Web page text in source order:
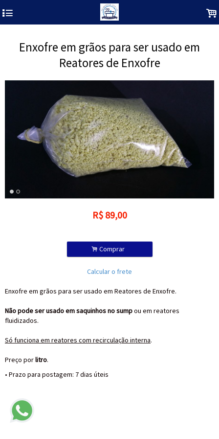
4 .
Enxofre em grãos para ser usado em
Reatores de Enxofre
R$ 89,00
. Comprar
Calcular o frete
Enxofre em grãos para ser usado em Reatores de Enxofre.
Não pode ser usado em saquinhos no sumpou em reatores
fluidizados.
Só funciona em reatores com recirculação interna.
Preço porlitro.
• Prazo para postagem: 7 dias úteis